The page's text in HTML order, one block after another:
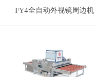
FY4全自动外视镜周边机